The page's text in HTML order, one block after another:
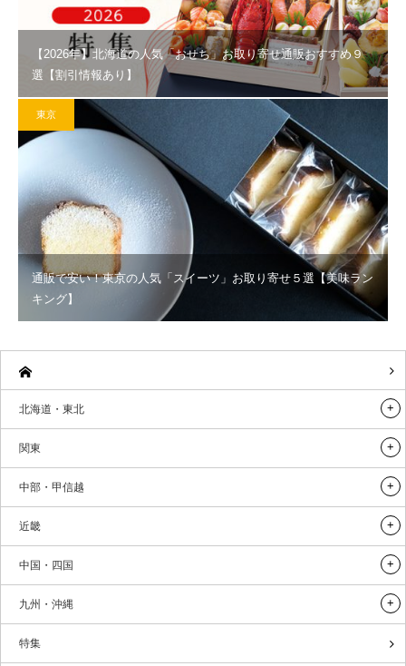
【2026年】北海道の人気「おせち」お取り寄せ通販おすすめ９
選【割引情報あり】
東京
通販で安い！東京の人気「スイーツ」お取り寄せ５選【美味ラン
キング】
北海道・東北
関東
中部・甲信越
近畿
中国・四国
九州・沖縄
特集